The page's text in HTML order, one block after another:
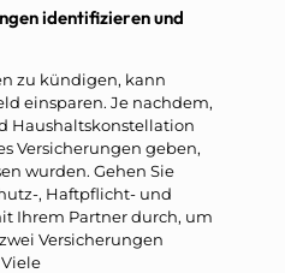
identifizieren und
zu kündigen, kann
einsparen. Je nachdem,
Haushaltskonstellation
Versicherungen geben,
wurden. Gehen Sie
, Haftpflicht- und
Ihrem Partner durch, um
Versicherungen